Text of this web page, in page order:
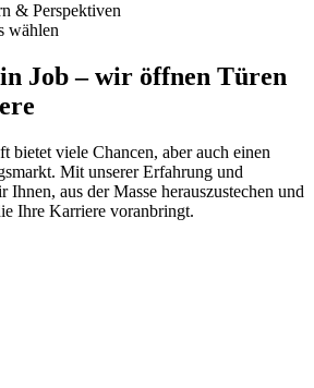
& Perspektiven
wählen
Job – wir öffnen Türen
bietet viele Chancen, aber auch einen
Mit unserer Erfahrung und
aus der Masse herauszustechen und
Ihre Karriere voranbringt.